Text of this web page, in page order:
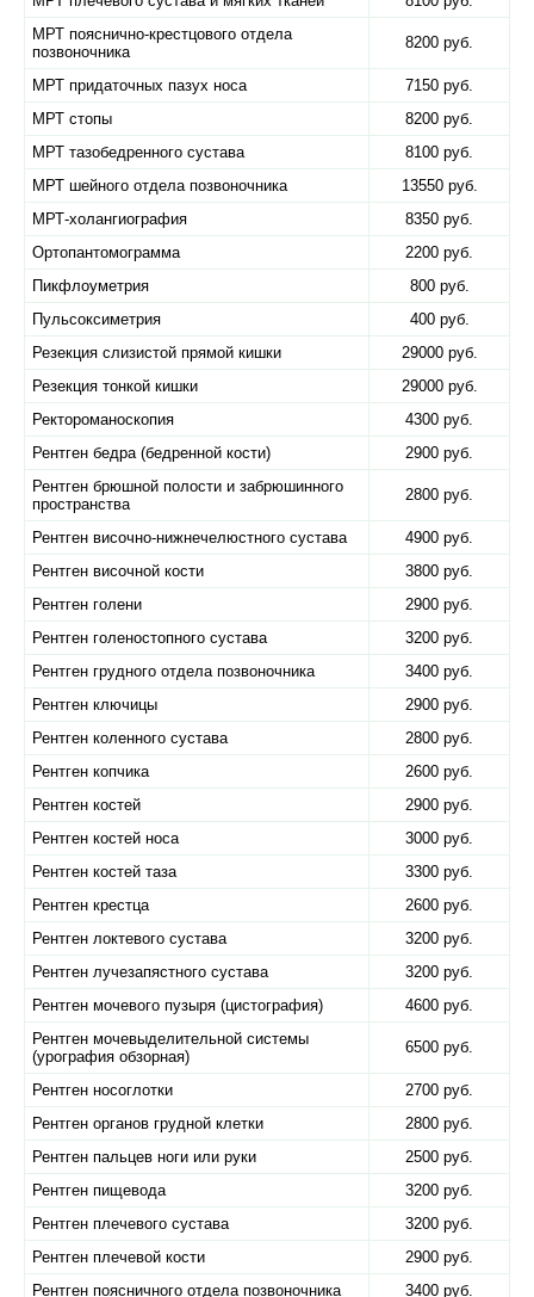
МРТ пояснично-крестцового отдела
позвоночника
8200 руб.
МРТ придаточных пазух носа
7150 руб.
МРТ стопы
8200 руб.
МРТ тазобедренного сустава
8100 руб.
МРТ шейного отдела позвоночника
13550 руб.
МРТ-холангиография
8350 руб.
Ортопантомограмма
2200 руб.
Пикфлоуметрия
800 руб.
Пульсоксиметрия
400 руб.
Резекция слизистой прямой кишки
29000 руб.
Резекция тонкой кишки
29000 руб.
Ректороманоскопия
4300 руб.
Рентген бедра (бедренной кости)
2900 руб.
Рентген брюшной полости и забрюшинного
пространства
2800 руб.
Рентген височно-нижнечелюстного сустава
4900 руб.
Рентген височной кости
3800 руб.
Рентген голени
2900 руб.
Рентген голеностопного сустава
3200 руб.
Рентген грудного отдела позвоночника
3400 руб.
Рентген ключицы
2900 руб.
Рентген коленного сустава
2800 руб.
Рентген копчика
2600 руб.
Рентген костей
2900 руб.
Рентген костей носа
3000 руб.
Рентген костей таза
3300 руб.
Рентген крестца
2600 руб.
Рентген локтевого сустава
3200 руб.
Рентген лучезапястного сустава
3200 руб.
Рентген мочевого пузыря (цистография)
4600 руб.
Рентген мочевыделительной системы
(урография обзорная)
6500 руб.
Рентген носоглотки
2700 руб.
Рентген органов грудной клетки
2800 руб.
Рентген пальцев ноги или руки
2500 руб.
Рентген пищевода
3200 руб.
Рентген плечевого сустава
3200 руб.
Рентген плечевой кости
2900 руб.
Рентген поясничного отдела позвоночника
3400 руб.